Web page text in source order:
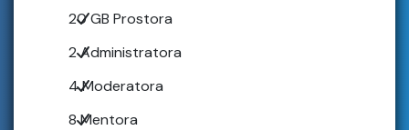
20 GB Prostora
2 Administratora
4 Moderatora
8 Mentora